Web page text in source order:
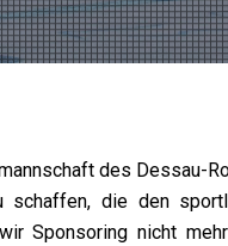
des Dessau-
die den
Sponsoring nicht